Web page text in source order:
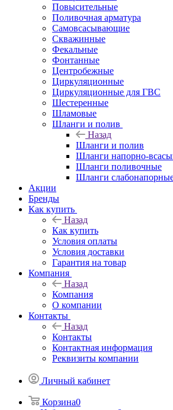
Повысительные
Поливочная арматура
Самовсасывающие
Скважинные
Фекальные
Фонтанные
Центробежные
Циркуляционные
Циркуляционные для ГВС
Шестеренные
Шламовые
Шланги и полив
Назад
Шланги и полив
Шланги напорно-
Шланги поливочные
Шланги
Акции
Бренды
Как купить
Назад
Как купить
Условия оплаты
Условия доставки
Гарантия на товар
Компания
Назад
Компания
О компании
Контакты
Назад
Контакты
Контактная информация
Реквизиты компании
Личный кабинет
Корзина0